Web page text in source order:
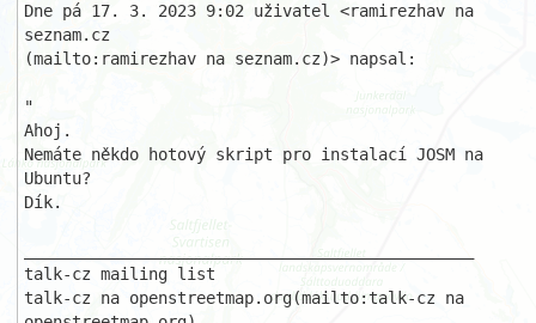
Dne pá 17. 3. 2023 9:02 uživatel <ramirezhav na
seznam.cz
(mailto:ramirezhav na seznam.cz)> napsal:
"
Ahoj.
Nemáte někdo hotový skript pro instalací JOSM na
Ubuntu?
Dík.
_______________________________________________
talk-cz mailing list
talk-cz na openstreetmap.org(mailto:talk-cz na